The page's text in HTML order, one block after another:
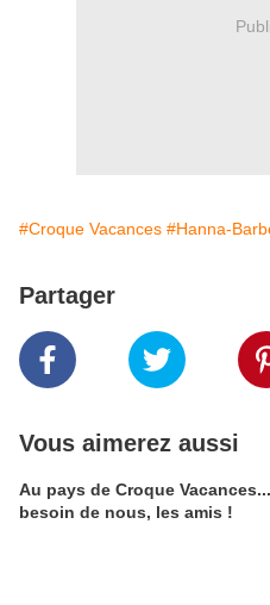
#Croque Vacances #Hanna-
Partager
Vous aimerez aussi
Au pays de Croque
besoin de nous, les amis !